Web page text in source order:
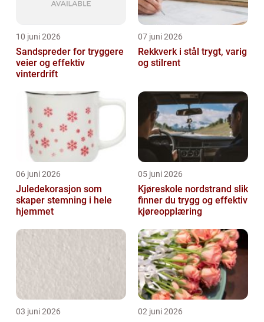
10 juni 2026
Sandspreder for tryggere
veier og effektiv
vinterdrift
07 juni 2026
Rekkverk i stål trygt, varig
og stilrent
06 juni 2026
Juledekorasjon som
skaper stemning i hele
hjemmet
05 juni 2026
Kjøreskole nordstrand slik
finner du trygg og effektiv
kjøreopplæring
03 juni 2026 02 juni 2026